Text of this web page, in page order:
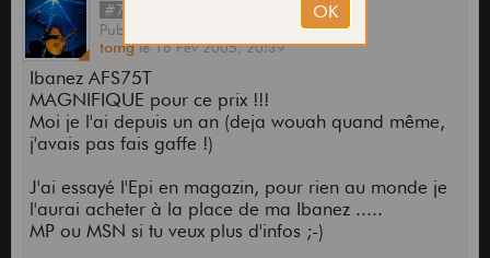
#7
Publié
tomg le16 Fév 2005,20:39
Ibanez AFS75T
MAGNIFIQUE pour ce prix !!!
Moi je l'ai depuis un an (deja wouah quand même,
j'avais pas fais gaffe !)
J'ai essayé l'Epi en magazin, pour rien au monde je
l'aurai acheter à la place de ma Ibanez .....
MP ou MSN si tu veux plus d'infos ;-)